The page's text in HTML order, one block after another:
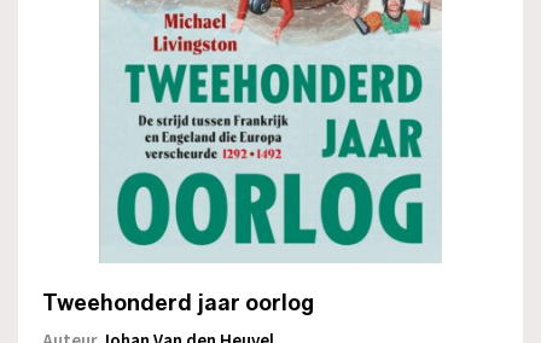
Tweehonderd jaar oorlog